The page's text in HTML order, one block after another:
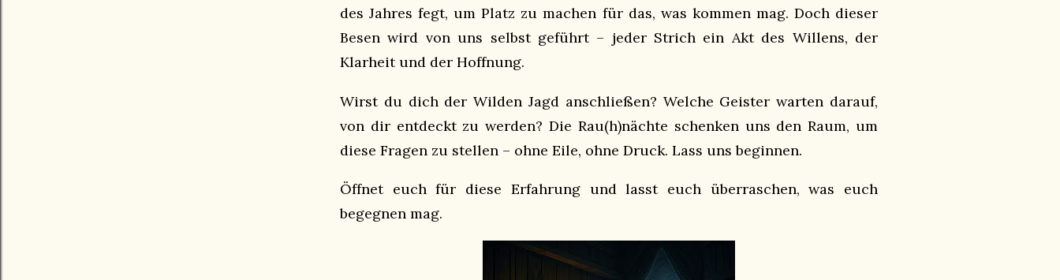
des Jahres fegt, um Platz zu machen für das, was kommen mag. Doch dieser
Besen wird von uns selbst geführt – jeder Strich ein Akt des Willens, der
Klarheit und der Hoffnung.
Wirst du dich der Wilden Jagd anschließen? Welche Geister warten darauf,
von dir entdeckt zu werden? Die Rau(h)nächte schenken uns den Raum, um
diese Fragen zu stellen – ohne Eile, ohne Druck. Lass uns beginnen.
Öffnet euch für diese Erfahrung und lasst euch überraschen, was euch
begegnen mag.